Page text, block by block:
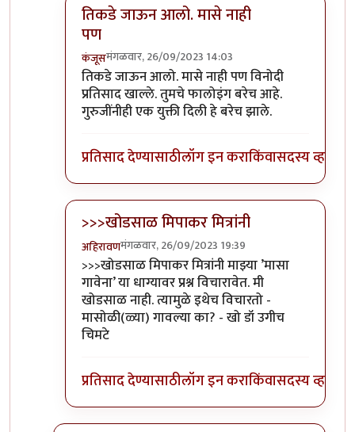
तिकडे जाऊन आलो. मासे नाही
पण
कंजूसमंगळवार, 26/09/2023 14:03
In reply toआवरा रे यांना.byप्रा.डॉ.दिलीप बिरुटे
तिकडे जाऊन आलो. मासे नाही पण विनोदी
प्रतिसाद खाल्ले. तुमचे फालोइंग बरेच आहे.
गुरुजींनीही एक युक्ती दिली हे बरेच झाले.
प्रतिसाद देण्यासाठीलॉग इन कराकिंवासदस्य व्हा
>>>खोडसाळ मिपाकर मित्रांनी
अहिरावणमंगळवार, 26/09/2023 19:39
In reply toआवरा रे यांना.byप्रा.डॉ.दिलीप बिरुटे
>>>खोडसाळ मिपाकर मित्रांनी माझ्या ’मासा
गावेना’ या धाग्यावर प्रश्न विचारावेत. मी
खोडसाळ नाही. त्यामुळे इथेच विचारतो -
मासोळी(ळ्या) गावल्या का? - खो डॉ उगीच
चिमटे
प्रतिसाद देण्यासाठीलॉग इन कराकिंवासदस्य व्हा